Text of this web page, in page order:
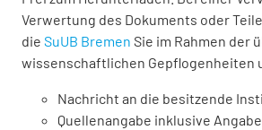
Verwertung des Dokuments oder
die SuUB Bremen Sie im Rahmen der
wissenschaftlichen Gepflogenheiten
Nachricht an die besitzende
Quellenangabe inklusive